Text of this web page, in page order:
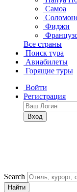
Самоа
Фиджи
Все страны
Поиск тура
Авиабилеты
Горящие туры
Войти
Регистрация
Вход
Search
Найти